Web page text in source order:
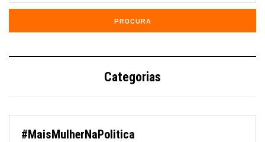
Categorias
#MaisMulherNaPolitica